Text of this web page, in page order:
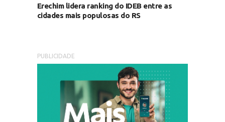
Erechim lidera ranking do IDEB entre as
cidades mais populosas do RS
PUBLICIDADE